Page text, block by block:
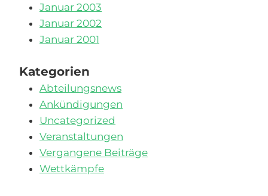
Januar 2003
Januar 2002
Januar 2001
Kategorien
Abteilungsnews
Ankündigungen
Uncategorized
Veranstaltungen
Vergangene Beiträge
Wettkämpfe